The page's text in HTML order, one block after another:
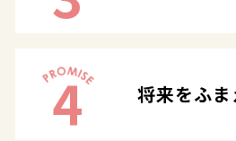
4 将来をふ